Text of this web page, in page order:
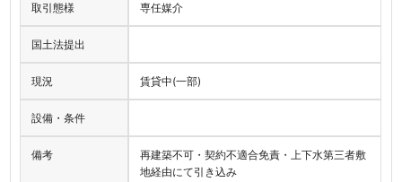
取引態様 専任媒介
国土法提出
現況 賃貸中(一部)
設備・条件
備考
再建築不可・契約不適合免責・上下水第三者敷
地経由にて引き込み